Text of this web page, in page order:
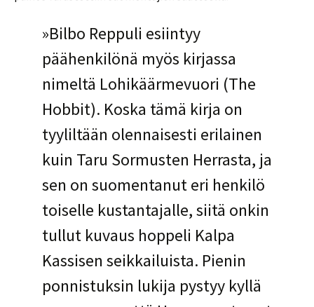
»Bilbo Reppuli esiintyy
päähenkilönä myös kirjassa
nimeltä Lohikäärmevuori (The
Hobbit). Koska tämä kirja on
tyyliltään olennaisesti erilainen
kuin Taru Sormusten Herrasta, ja
sen on suomentanut eri henkilö
toiselle kustantajalle, siitä onkin
tullut kuvaus hoppeli Kalpa
Kassisen seikkailuista. Pienin
ponnistuksin lukija pystyy kyllä